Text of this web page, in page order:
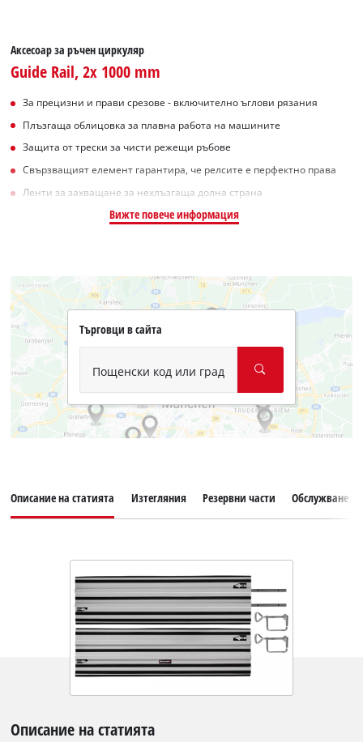
Аксесоар за ръчен циркуляр
Guide Rail, 2x 1000 mm
За прецизни и прави срезове - включително ъглови рязания
Плъзгаща облицовка за плавна работа на машините
Защита от трески за чисти режещи ръбове
Свързващият елемент гарантира, че релсите е перфектно права
Ленти за захващане за нехлъзгаща долна страна
Вижте повече информация
Търговци в сайта
Пощенски код или град
Описание на статията Изтегляния Резервни части Обслужване
Описание на статията